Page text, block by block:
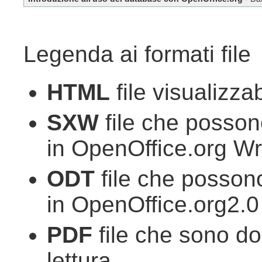
Legenda ai formati file
HTML file
SXW file che
in OpenOffice.org
ODT file che
in
PDF file che sono